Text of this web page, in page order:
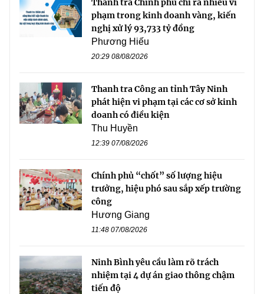
phạm trong kinh doanh vàng, kiến
nghị xử lý 93,733 tỷ đồng
Phương Hiếu
20:29 08/08/2026
Thanh tra Công an tỉnh Tây Ninh
phát hiện vi phạm tại các cơ sở kinh
doanh có điều kiện
Thu Huyền
12:39 07/08/2026
Chính phủ “chốt” số lượng hiệu
trưởng, hiệu phó sau sắp xếp trường
công
Hương Giang
11:48 07/08/2026
Ninh Bình yêu cầu làm rõ trách
nhiệm tại 4 dự án giao thông chậm
tiến độ